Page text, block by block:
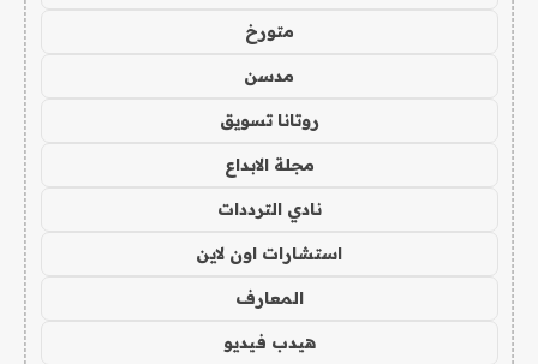
متورخ
مدسن
روتانا تسويق
مجلة الابداع
نادي الترددات
استشارات اون لاين
المعارف
هيدب فيديو